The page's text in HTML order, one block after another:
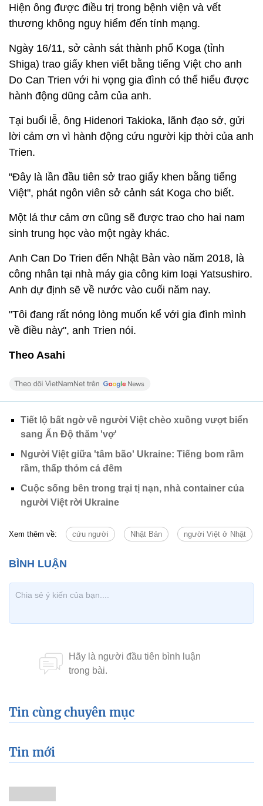
Hiện ông được điều trị trong bệnh viện và vết
thương không nguy hiểm đến tính mạng.
Ngày 16/11, sở cảnh sát thành phố Koga (tỉnh
Shiga) trao giấy khen viết bằng tiếng Việt cho anh
Do Can Trien với hi vọng gia đình có thể hiểu được
hành động dũng cảm của anh.
Tại buổi lễ, ông Hidenori Takioka, lãnh đạo sở, gửi
lời cảm ơn vì hành động cứu người kịp thời của anh
Trien.
"Đây là lần đầu tiên sở trao giấy khen bằng tiếng
Việt", phát ngôn viên sở cảnh sát Koga cho biết.
Một lá thư cảm ơn cũng sẽ được trao cho hai nam
sinh trung học vào một ngày khác.
Anh Can Do Trien đến Nhật Bản vào năm 2018, là
công nhân tại nhà máy gia công kim loại Yatsushiro.
Anh dự định sẽ về nước vào cuối năm nay.
"Tôi đang rất nóng lòng muốn kể với gia đình mình
về điều này", anh Trien nói.
Theo Asahi
Tiết lộ bất ngờ về người Việt chèo xuồng vượt biển
sang Ấn Độ thăm 'vợ'
Người Việt giữa 'tâm bão' Ukraine: Tiếng bom rầm
rầm, thấp thỏm cả đêm
Cuộc sống bên trong trại tị nạn, nhà container của
người Việt rời Ukraine
Xem thêm về: cứu người Nhật Bản người Việt ở Nhật
Tin cùng chuyên mục
Tin mới